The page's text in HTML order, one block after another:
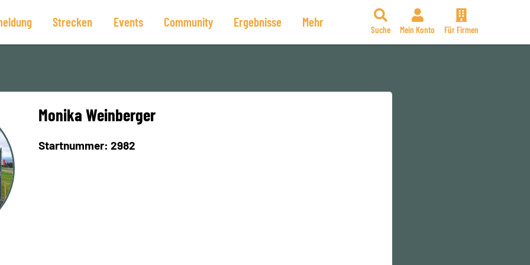
Strecken Events Community Ergebnisse Mehr
Suche Mein Konto Für Firmen
Monika Weinberger
Startnummer: 2982